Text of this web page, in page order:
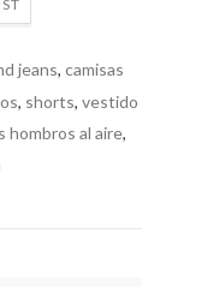
jeans, camisas
, shorts, vestido
hombros al aire,